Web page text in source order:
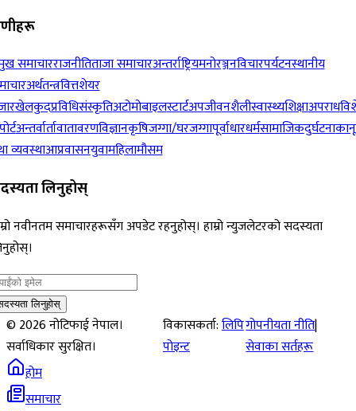
समाचारराजनीतिताजा समाचारअन्तर्राष्ट्रियमनोरञ्जनविचारपर्यटनस्थानीय
अर्थतन्त्रवित्तशेयर
खेलकुदप्रविधिसंस्कृतिअटोमोबाइलस्टार्टअपजीवनशैलीस्वास्थ्यशिक्षाअपराध
अन्तर्वार्तावातावरणविज्ञानकृषिजग्गा/घरजग्गापूर्वाधारधर्मसामाजिकदुर्घटना
व्यवस्थाआप्रवासनयुवामहिलामौसम
लिनुहोस्
नवीनतम समाचारहरूसँग अपडेट रहनुहोस्। हाम्रो न्युजलेटरको सदस्यता
लिनुहोस्
©2026नोटिफाई नेपाल।
सर्वाधिकार सुरक्षित।
विकासकर्ता:लिपि
पोइन्ट
गोपनीयता नीति|
सेवाका सर्तहरू
होम
समाचार